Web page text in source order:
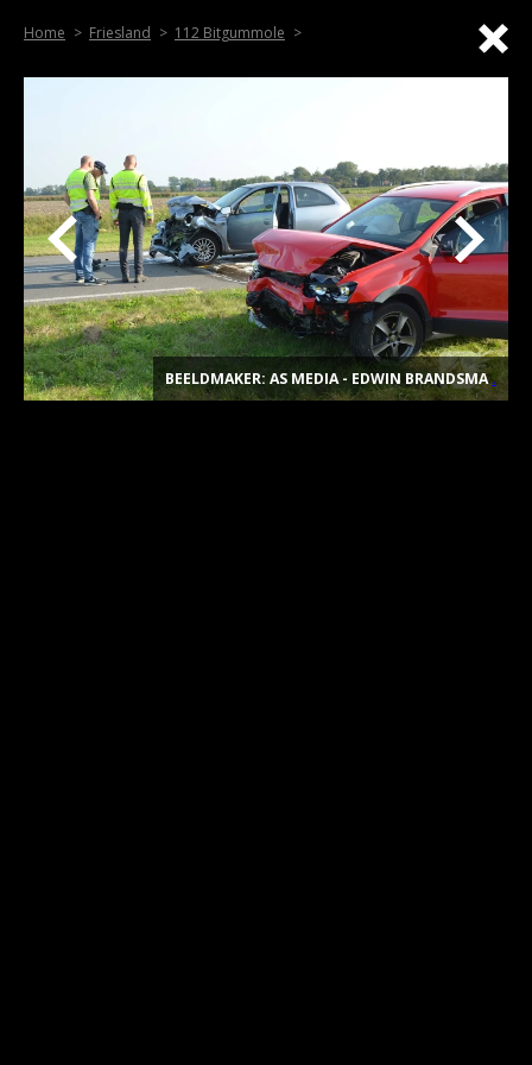
Home Friesland 112 Bitgummole
BEELDMAKER: AS MEDIA - EDWIN BRANDSMA.